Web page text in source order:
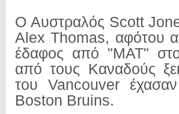
Ο Αυστραλός Scott
Alex Thomas, αφότου
έδαφος από "ΜΑΤ" στο
από τους Καναδούς
του Vancouver
Boston Bruins.